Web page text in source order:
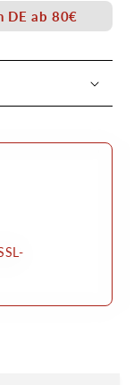
DE ab 80€